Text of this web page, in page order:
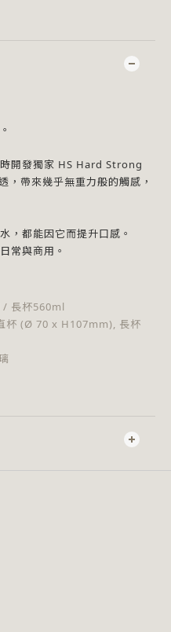
開發獨家 HS Hard Strong
，帶來幾乎無重力般的觸感，
，都能因它而提升口感。
常與商用。
長杯560ml
杯 (Ø 70 x H107mm), 長杯